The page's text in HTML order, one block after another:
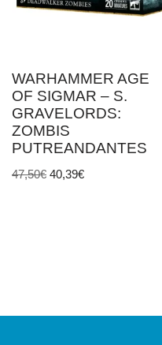
WARHAMMER AGE
OF SIGMAR – S.
GRAVELORDS:
ZOMBIS
PUTREANDANTES
47,50€ 40,39€